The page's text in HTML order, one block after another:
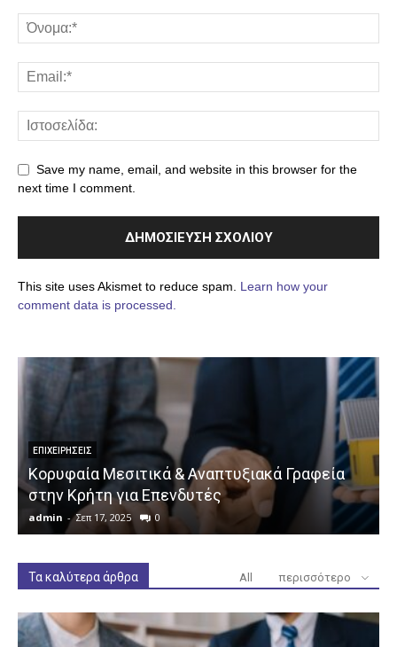
Save my name, email, and website in this browser for the
next time I comment.
This site uses Akismet to reduce spam. Learn how your
comment data is processed.
ΕΠΙΧΕΙΡΉΣΕΙΣ
Κορυφαία Μεσιτικά & Αναπτυξιακά Γραφεία
στην Κρήτη για Επενδυτές
admin - Σεπ 17, 2025 0
Τα καλύτερα άρθρα All περισσότερο